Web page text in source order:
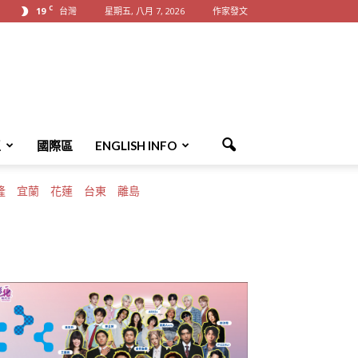
19 C 台灣 星期五, 八月 7, 2026 作家發文
國際區 ENGLISH INFO
宜蘭 花蓮 台東 離島